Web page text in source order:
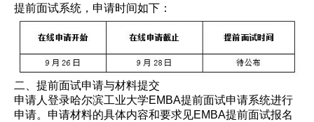
提前面试系统，申请时间如下：
二、提前面试申请与材料提交
申请人登录哈尔滨工业大学EMBA提前面试申请系统进行
申请。申请材料的具体内容和要求见EMBA提前面试报名